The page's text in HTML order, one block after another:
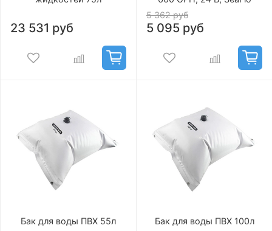
23 531 руб
5 362 руб
5 095 руб
Бак для воды ПВХ 55л Бак для воды ПВХ 100л